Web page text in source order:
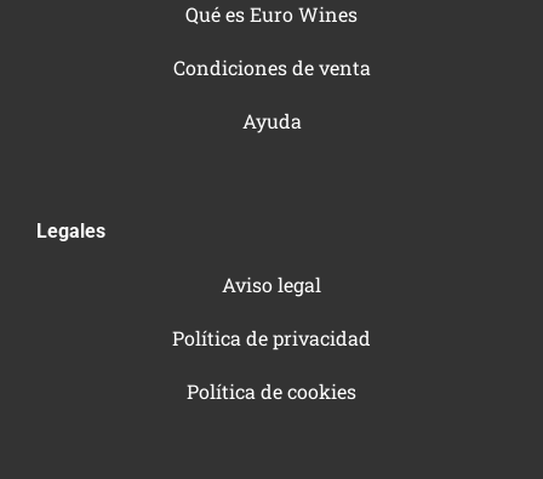
Qué es Euro Wines
Condiciones de venta
Ayuda
Legales
Aviso legal
Política de privacidad
Política de cookies